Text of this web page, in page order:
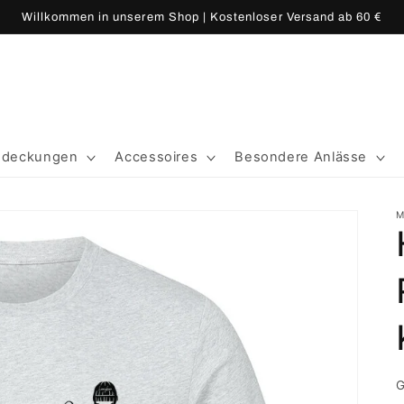
Willkommen in unserem Shop | Kostenloser Versand ab 60 €
Accessoires Besondere Anlässe